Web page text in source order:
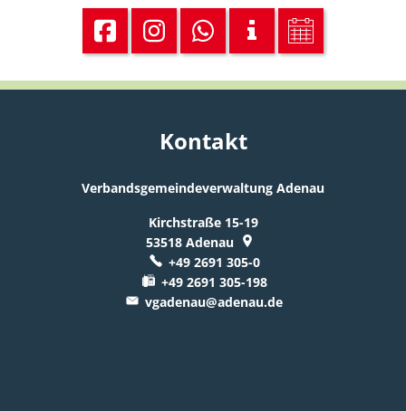
Kontakt
Verbandsgemeindeverwaltung Adenau
Kirchstraße 15-19
53518 Adenau
+49 2691 305-0
+49 2691 305-198
vgadenau@adenau.de